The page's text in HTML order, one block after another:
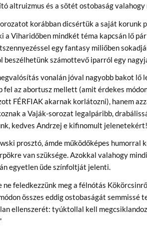
altruizmus és a sötét ostobaság
korábban dicsértük a saját korunk
a Viharidőben mindkét téma kapcsán lő
egy fantasy miliőben
beszélhetünk számottevő iparról egy
vonalán jóval nagyobb bakot lő
fel az abortusz mellett (amit érdekes
FÉRFIAK akarnak korlátozni), hanem
a Vaják-sorozat legalpáribb,
kedves Andrzej e kifinomult jelenetekért!
prosztó, ámde működőképes humorral
van szüksége. Azokkal valahogy
egyetlen üde színfoltját jelenti.
ne feledkezzünk meg a félnótás
összes eddig ostobaságát
ellenszerét: tyúktollal kell